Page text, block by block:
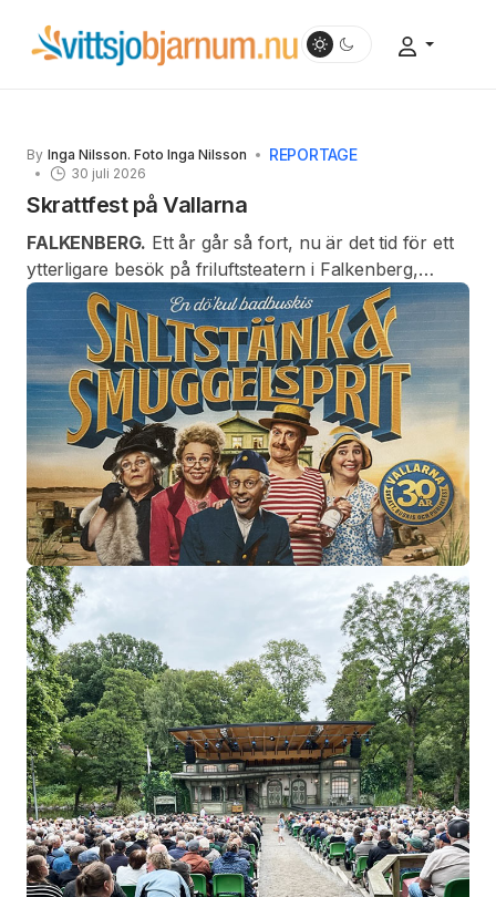
By Inga Nilsson. Foto Inga Nilsson REPORTAGE
30 juli 2026
Skrattfest på Vallarna
FALKENBERG. Ett år går så fort, nu är det tid för ett
ytterligare besök på friluftsteatern i Falkenberg,
Vallarna.